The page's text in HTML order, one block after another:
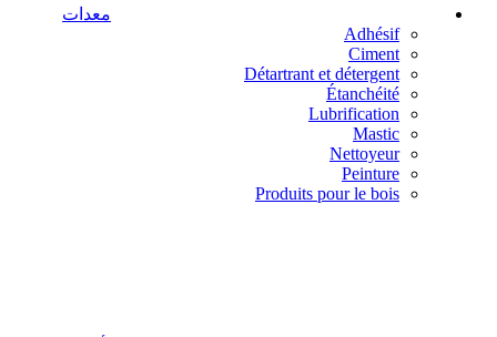
معدات
Adhésif
Ciment
Détartrant et détergent
Étanchéité
Lubrification
Mastic
Nettoyeur
Peinture
Produits pour le bois